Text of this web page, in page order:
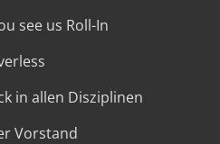
see us Roll-In
in allen Disziplinen
Vorstand